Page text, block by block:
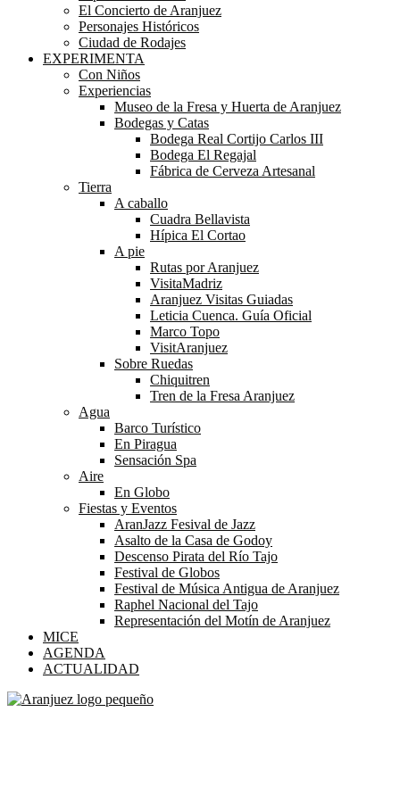
El Concierto de Aranjuez
Personajes Históricos
Ciudad de Rodajes
EXPERIMENTA
Con Niños
Experiencias
Museo de la Fresa y Huerta de Aranjuez
Bodegas y Catas
Bodega Real Cortijo Carlos III
Bodega El Regajal
Fábrica de Cerveza Artesanal
Tierra
A caballo
Cuadra Bellavista
Hípica El Cortao
A pie
Rutas por Aranjuez
VisitaMadriz
Aranjuez Visitas Guiadas
Leticia Cuenca. Guía Oficial
Marco Topo
VisitAranjuez
Sobre Ruedas
Chiquitren
Tren de la Fresa Aranjuez
Agua
Barco Turístico
En Piragua
Sensación Spa
Aire
En Globo
Fiestas y Eventos
AranJazz Fesival de Jazz
Asalto de la Casa de Godoy
Descenso Pirata del Río Tajo
Festival de Globos
Festival de Música Antigua de Aranjuez
Raphel Nacional del Tajo
Representación del Motín de Aranjuez
MICE
AGENDA
ACTUALIDAD